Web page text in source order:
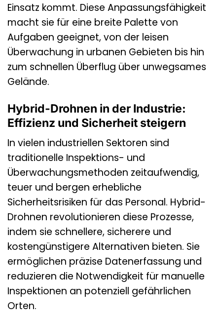
Einsatz kommt. Diese Anpassungsfähigkeit
macht sie für eine breite Palette von
Aufgaben geeignet, von der leisen
Überwachung in urbanen Gebieten bis hin
zum schnellen Überflug über unwegsames
Gelände.
Hybrid-Drohnen in der Industrie:
Effizienz und Sicherheit steigern
In vielen industriellen Sektoren sind
traditionelle Inspektions- und
Überwachungsmethoden zeitaufwendig,
teuer und bergen erhebliche
Sicherheitsrisiken für das Personal. Hybrid-
Drohnen revolutionieren diese Prozesse,
indem sie schnellere, sicherere und
kostengünstigere Alternativen bieten. Sie
ermöglichen präzise Datenerfassung und
reduzieren die Notwendigkeit für manuelle
Inspektionen an potenziell gefährlichen
Orten.